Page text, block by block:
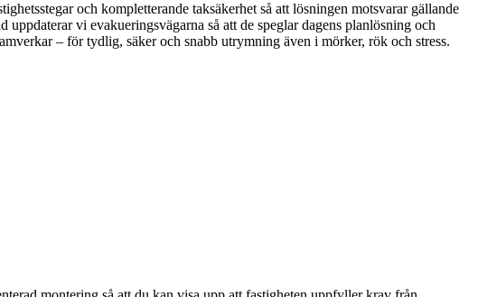
och kompletterande taksäkerhet så att lösningen motsvarar gällande
vi evakueringsvägarna så att de speglar dagens planlösning och
– för tydlig, säker och snabb utrymning även i mörker, rök och stress.